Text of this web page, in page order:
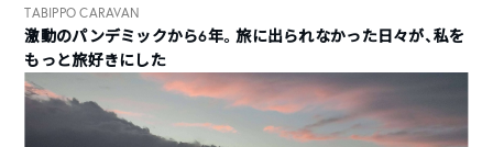
TABIPPO CARAVAN
激動のパンデミックから6年。旅に出られなかった日々が、私を
もっと旅好きにした